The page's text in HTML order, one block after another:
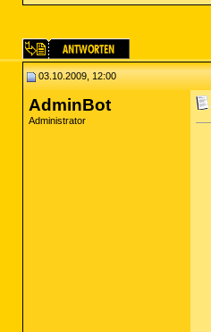
03.10.2009, 12:00
AdminBot
Administrator